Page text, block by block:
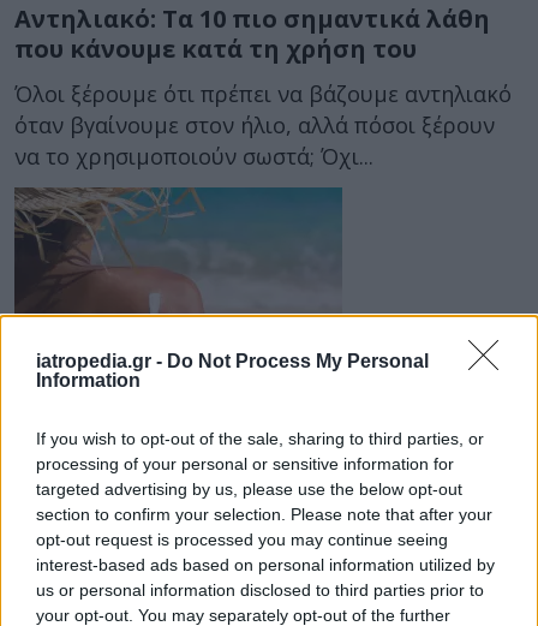
iatropedia.gr - Do Not Process My Personal
Information
If you wish to opt-out of the sale, sharing to third parties, or
processing of your personal or sensitive information for
targeted advertising by us, please use the below opt-out
section to confirm your selection. Please note that after your
opt-out request is processed you may continue seeing
interest-based ads based on personal information utilized by
us or personal information disclosed to third parties prior to
your opt-out. You may separately opt-out of the further
Αντηλιακό: Τα 10 πιο σημαντικά λάθη
που κάνουμε κατά τη χρήση του
Όλοι ξέρουμε ότι πρέπει να βάζουμε αντηλιακό
όταν βγαίνουμε στον ήλιο, αλλά πόσοι ξέρουν
να το χρησιμοποιούν σωστά; Όχι...
Αντηλιακά: Τα κυριότερα λάθη που
κάνουμε κατά τη χρήση τους
Τα λάθη που κάνουμε με τα αντηλιακά είναι
πολλά και σοβαρά, γιατί αφήνουν το δέρμα
εκτεθειμένο στους κινδύνους από...